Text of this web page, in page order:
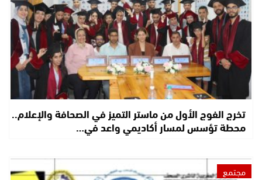
تخرج الفوج الأول من ماستر التميز في الصحافة والإعلام..
محطة تؤسس لمسار أكاديمي واعد في…
مجتمع